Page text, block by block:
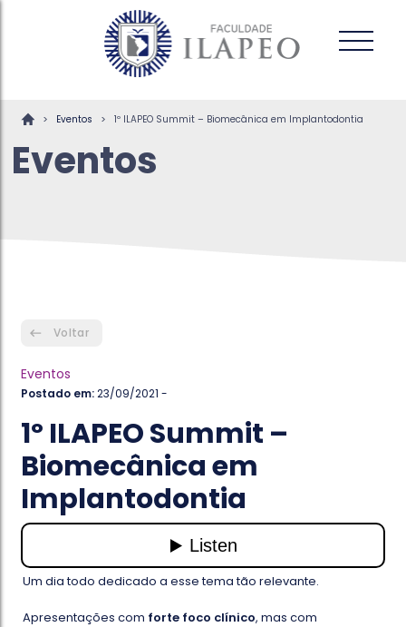
> Eventos > 1º ILAPEO Summit – Biomecânica em Implantodontia
Eventos
Voltar
Eventos
Postado em:23/09/2021 -
1º ILAPEO Summit –
Biomecânica em
Implantodontia
Um dia todo dedicado a esse tema tão relevante.
Apresentações com forte foco clínico, mas com